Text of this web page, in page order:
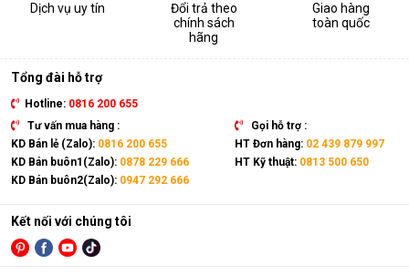
Dịch vụ uy tín
Đổi trả theo
chính sách
hãng
Giao hàng
toàn quốc
Tổng đài hỗ trợ
Hotline: 0816 200 655
Tư vấn mua hàng :
KD Bán lẻ (Zalo): 0816 200 655
KD Bán buôn1(Zalo): 0878 229 666
KD Bán buôn2(Zalo): 0947 292 666
Gọi hỗ trợ :
HT Đơn hàng: 02 439 879 997
HT Kỹ thuật: 0813 500 650
Kết nối với chúng tôi